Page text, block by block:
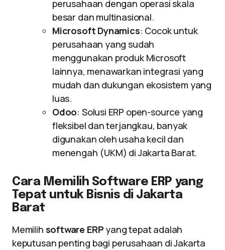
perusahaan dengan operasi skala
besar dan multinasional.
Microsoft Dynamics: Cocok untuk
perusahaan yang sudah
menggunakan produk Microsoft
lainnya, menawarkan integrasi yang
mudah dan dukungan ekosistem yang
luas.
Odoo: Solusi ERP open-source yang
fleksibel dan terjangkau, banyak
digunakan oleh usaha kecil dan
menengah (UKM) di Jakarta Barat.
Cara Memilih Software ERP yang
Tepat untuk Bisnis di Jakarta
Barat
Memilih software ERP yang tepat adalah
keputusan penting bagi perusahaan di Jakarta